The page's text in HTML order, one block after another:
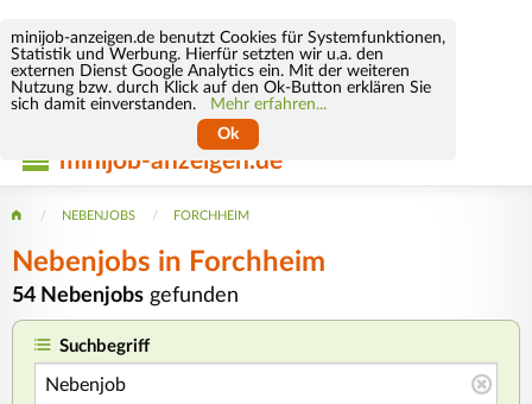
minijob-anzeigen.de benutzt Cookies für Systemfunktionen,
Statistik und Werbung. Hierfür setzten wir u.a. den
externen Dienst Google Analytics ein. Mit der weiteren
Nutzung bzw. durch Klick auf den Ok-Button erklären Sie
sich damit einverstanden.
Mehr erfahren...
Ok
minijob-anzeigen.de
NEBENJOBS FORCHHEIM
Nebenjobs in Forchheim
54 Nebenjobs gefunden
Suchbegriff